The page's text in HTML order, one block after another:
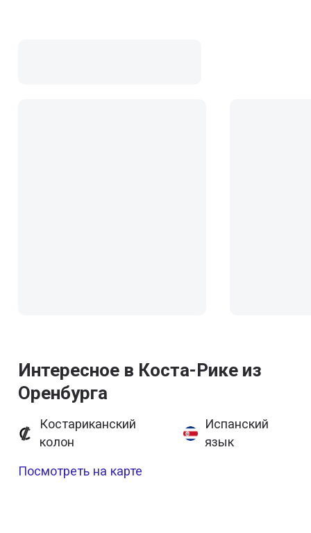
Интересное в Коста-Рике из
Оренбурга
Костариканский
колон
Испанский
язык
Посмотреть на карте